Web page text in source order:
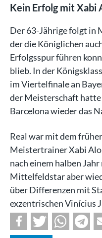
Kein Erfolg mit Xabi
Der 63-Jährige folgt in
der die Königlichen
Erfolgsspur führen
blieb. In der
im Viertelfinale an
der Meisterschaft hatte
Barcelona wieder das
Real war mit dem
Meistertrainer Xabi
nach einem halben
Mittelfeldstar aber
über Differenzen mit
exzentrischen Vinícius